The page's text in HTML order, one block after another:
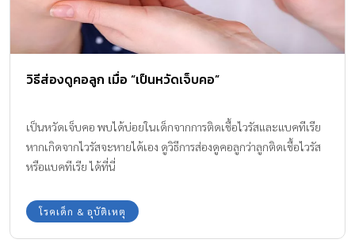
วิธีส่องดูคอลูก เมื่อ “เป็นหวัดเจ็บคอ”
เป็นหวัดเจ็บคอ พบได้บ่อยในเด็กจากการติดเชื้อไวรัสและแบคทีเรีย
หากเกิดจากไวรัสจะหายได้เอง ดูวิธีการส่องดูคอลูกว่าลูกติดเชื้อไวรัส
หรือแบคทีเรีย ได้ที่นี่
โรคเด็ก & อุบัติเหตุ